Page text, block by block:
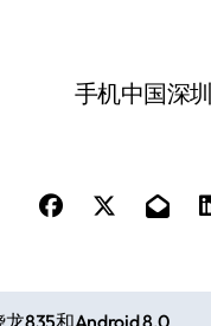
手机中国深
835和Android 8.0